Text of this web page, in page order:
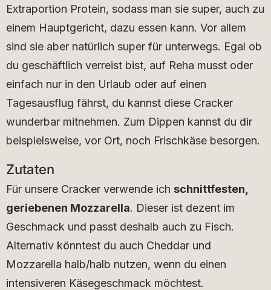
Extraportion Protein, sodass man sie super, auch zu
einem Hauptgericht, dazu essen kann. Vor allem
sind sie aber natürlich super für unterwegs. Egal ob
du geschäftlich verreist bist, auf Reha musst oder
einfach nur in den Urlaub oder auf einen
Tagesausflug fährst, du kannst diese Cracker
wunderbar mitnehmen. Zum Dippen kannst du dir
beispielsweise, vor Ort, noch Frischkäse besorgen.
Zutaten
Für unsere Cracker verwende ich schnittfesten,
geriebenen Mozzarella. Dieser ist dezent im
Geschmack und passt deshalb auch zu Fisch.
Alternativ könntest du auch Cheddar und
Mozzarella halb/halb nutzen, wenn du einen
intensiveren Käsegeschmack möchtest.